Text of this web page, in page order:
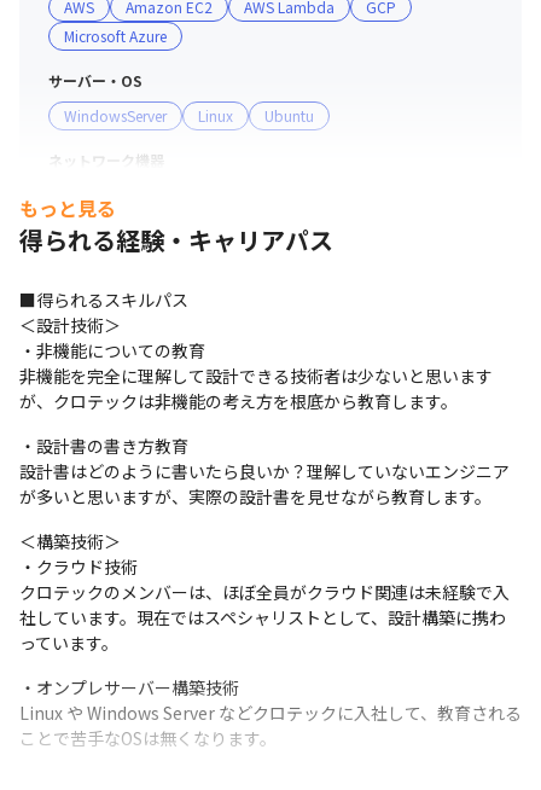
AWS Amazon EC2 AWS Lambda
GCP
Microsoft Azure
サーバー・OS
WindowsServer
Linux Ubuntu
ネットワーク機器
支給PC
もっと見る
得られる経験・キャリアパス
■得られるスキルパス
＜設計技術＞
・非機能についての教育
非機能を完全に理解して設計できる技術者は少ないと思います
が、クロテックは非機能の考え方を根底から教育します。
・設計書の書き方教育
設計書はどのように書いたら良いか？理解していないエンジニア
が多いと思いますが、実際の設計書を見せながら教育します。
＜構築技術＞
・クラウド技術
クロテックのメンバーは、ほぼ全員がクラウド関連は未経験で入
社しています。現在ではスペシャリストとして、設計構築に携わ
っています。
・オンプレサーバー構築技術
Linux や Windows Server などクロテックに入社して、教育される
ことで苦手なOSは無くなります。